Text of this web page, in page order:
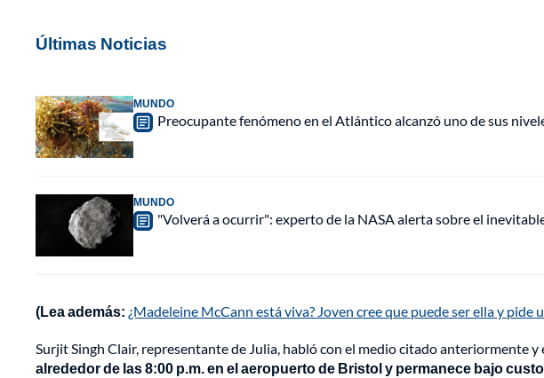
Últimas Noticias
MUNDO
Preocupante fenómeno en el Atlántico alcanzó uno de sus
MUNDO
"Volverá a ocurrir": experto de la NASA alerta sobre el
(Lea además: ¿Madeleine McCann está viva? Joven cree que puede ser ella y pide
Surjit Singh Clair, representante de Julia, habló con el medio citado anteriormente
alrededor de las 8:00 p.m. en el aeropuerto de Bristol y permanece bajo